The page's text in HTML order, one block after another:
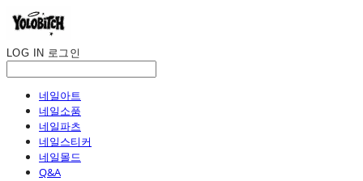
LOG IN 로그인
네일아트
네일소품
네일파츠
네일스티커
네일몰드
Q&A